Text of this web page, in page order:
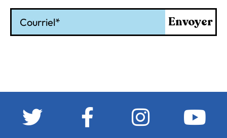
Envoyer